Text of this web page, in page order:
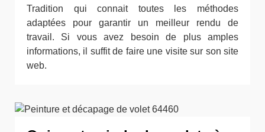
Tradition qui connait toutes les méthodes
adaptées pour garantir un meilleur rendu de
travail. Si vous avez besoin de plus amples
informations, il suffit de faire une visite sur son site
web.